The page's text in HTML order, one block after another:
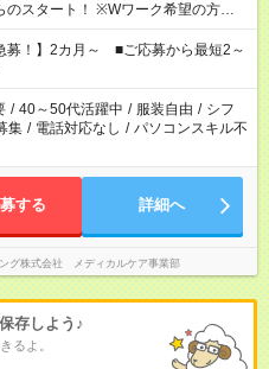
ワーク希望の方へ
勤務時間と、もう1つのお仕事の勤務
える場合は応募できません。
募！】2カ月～ ■ご応募から最短2～
/ 40～50代活躍中 / 服装自由 / シフ
集 / 電話対応なし / パソコンスキル不
する 詳細へ
グ株式会社 メディカルケア事業部
存しよう♪
るよ。